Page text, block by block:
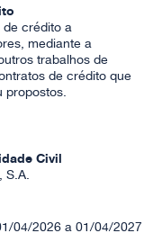
crédito a
mediante a
trabalhos de
de crédito que
propostos.
Civil
S.A.
04/2026 a 01/04/2027